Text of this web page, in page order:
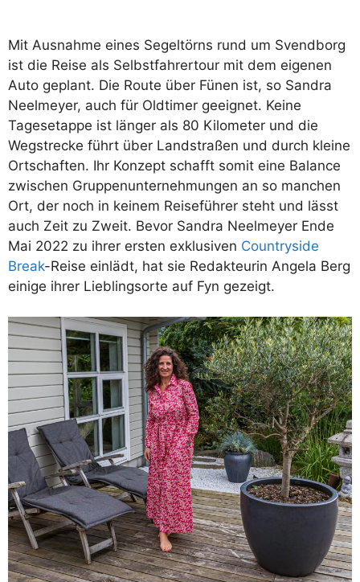
Mit Ausnahme eines Segeltörns rund um Svendborg
ist die Reise als Selbstfahrertour mit dem eigenen
Auto geplant. Die Route über Fünen ist, so Sandra
Neelmeyer, auch für Oldtimer geeignet. Keine
Tagesetappe ist länger als 80 Kilometer und die
Wegstrecke führt über Landstraßen und durch kleine
Ortschaften. Ihr Konzept schafft somit eine Balance
zwischen Gruppenunternehmungen an so manchen
Ort, der noch in keinem Reiseführer steht und lässt
auch Zeit zu Zweit. Bevor Sandra Neelmeyer Ende
Mai 2022 zu ihrer ersten exklusiven Countryside
Break-Reise einlädt, hat sie Redakteurin Angela Berg
einige ihrer Lieblingsorte auf Fyn gezeigt.